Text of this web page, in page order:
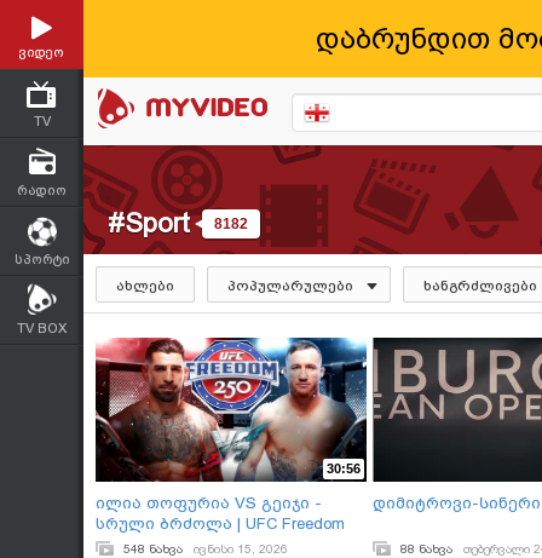
დაბრუნდით
ვიდეო
TV
რადიო
სპორტი
TV BOX
#Sport 8182
ახლები პოპულარულები ხანგრძლივები
30:56
ილია თოფურია VS გეიჯი -
სრული ბრძოლა | UFC Freedom
250
548 ნახვა ივნისი 15, 2026
დიმიტროვი-Სინერი
88 ნახვა თებერვალი